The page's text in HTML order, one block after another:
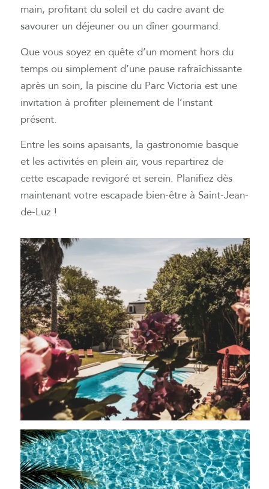
main, profitant du soleil et du cadre avant de
savourer un déjeuner ou un dîner gourmand.
Que vous soyez en quête d’un moment hors du
temps ou simplement d’une pause rafraîchissante
après un soin, la piscine du Parc Victoria est une
invitation à profiter pleinement de l’instant
présent.
Entre les soins apaisants, la gastronomie basque
et les activités en plein air, vous repartirez de
cette escapade revigoré et serein. Planifiez dès
maintenant votre escapade bien-être à Saint-Jean-
de-Luz !